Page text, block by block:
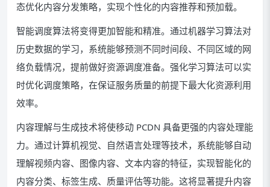
态优化内容分发策略，实现个性化的内容推荐和预加载。
智能调度算法将变得更加智能和精准。通过机器学习算法对
历史数据的学习，系统能够预测不同时间段、不同区域的网
络负载情况，提前做好资源调度准备。强化学习算法可以实
时优化调度策略，在保证服务质量的前提下最大化资源利用
效率。
内容理解与生成技术将使移动 PCDN 具备更强的内容处理能
力。通过计算机视觉、自然语言处理等技术，系统能够自动
理解视频内容、图像内容、文本内容的特征，实现智能化的
内容分类、标签生成、质量评估等功能。这将显著提升内容